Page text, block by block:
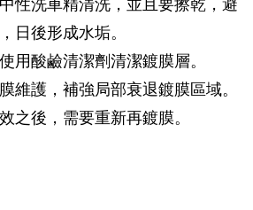
性洗車精清洗，並且要擦乾，避
日後形成水垢。
用酸鹼清潔劑清潔鍍膜層。
維護，補強局部衰退鍍膜區域。
之後，需要重新再鍍膜。